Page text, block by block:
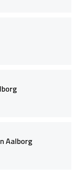
Aalborg